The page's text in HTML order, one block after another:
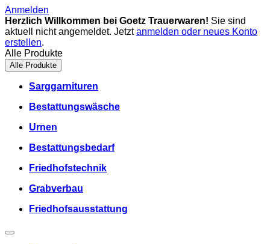
Anmelden
Herzlich Willkommen bei Goetz Trauerwaren! Sie sind
aktuell nicht angemeldet. Jetztanmelden oder neues Konto
erstellen.
Alle Produkte
Alle Produkte
Sarggarnituren
Bestattungswäsche
Urnen
Bestattungsbedarf
Friedhofstechnik
Grabverbau
Friedhofsausstattung